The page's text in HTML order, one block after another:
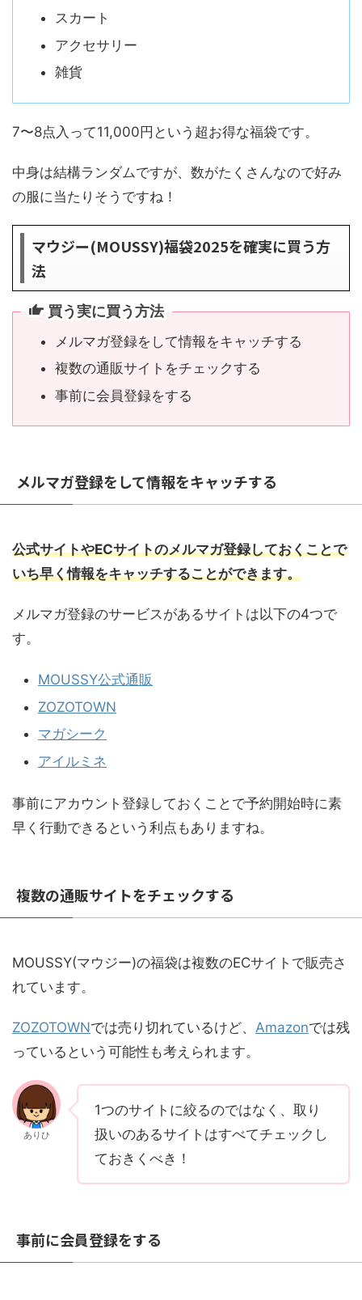
スカート
アクセサリー
雑貨
7〜8点入って11,000円という超お得な福袋です。
中身は結構ランダムですが、数がたくさんなので好み
の服に当たりそうですね！
マウジー(MOUSSY)福袋2025を確実に買う方
法
買う実に買う方法
メルマガ登録をして情報をキャッチする
複数の通販サイトをチェックする
事前に会員登録をする
メルマガ登録をして情報をキャッチする
公式サイトやECサイトのメルマガ登録しておくことで
いち早く情報をキャッチすることができます。
メルマガ登録のサービスがあるサイトは以下の4つで
す。
MOUSSY公式通販
ZOZOTOWN
マガシーク
アイルミネ
事前にアカウント登録しておくことで予約開始時に素
早く行動できるという利点もありますね。
複数の通販サイトをチェックする
MOUSSY(マウジー)の福袋は複数のECサイトで販売さ
れています。
ZOZOTOWNでは売り切れているけど、 Amazonでは残
っているという可能性も考えられます。
ありひ
1つのサイトに絞るのではなく、取り
扱いのあるサイトはすべてチェックし
ておきくべき！
事前に会員登録をする